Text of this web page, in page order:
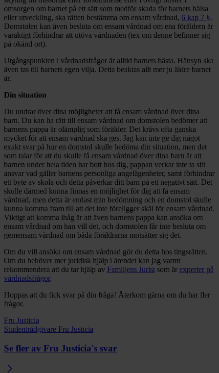
omsorgen om barnet på ett sätt som medför skada för barnets hälsa
eller utveckling, ska rätten bestämma om ensam vårdnad, 6 kap 7 §.
Domstolen kan även besluta om ensam vårdnad om ena föräldern är
varaktigt förhindrar att utöva vårdnaden (tex om denne befinner sig
på okänd ort).
Utgångspunkten i vårdnadsfrågor är alltid barnets bästa. Hänsyn ska
även tas till barnets egen vilja. Detta beaktas allt mer ju äldre barnet
är.
Din situation
Du undrar över dina möjligheter att få ensam vårdnad över dina
barn. Du kan ha rätt till ensam vårdnad om domstolen bedömer att
barnens pappa är olämplig som förälder. Det krävs ofta ganska
mycket för att ensam vårdnad ska ges. Jag kan inte ge dig något
exakt svar på hur en domstol skulle bedöma din situation, men det
som talar för att du skulle få ensam vårdnad över dina barn är att
barnen under hela tiden har bott hos dig, pappan verkar inte ta sitt
ansvar vad gäller barnens personliga angelägenheter, samt förhindrar
ett byte av skola och detta påverkar ditt barn på ett negativt sätt. Det
skulle därmed kunna finnas en möjlighet för dig att få ensam
vårdnad, men detta är endast min bedömning och en domstol skulle
kunna komma fram till att det inte föreligger skäl för ensam vårdnad.
Viktigt att komma ihåg är att även barnens pappa kan ansöka om
ensam vårdnad om han vill det, och domstolen får inte besluta om
gemensam vårdnad om båda föräldrarna motsätter sig det.
Om du vill ansöka om ensam vårdnad gör du detta hos tingsrätten.
Om du behöver mer juridisk hjälp i ärendet kan jag varmt
rekommendera att du tar hjälp av Familjens Jurist som är experter på
vårdnadsfrågor.
Hoppas att du fick svar på din fråga! Återkom gärna om du har fler
frågor.
Fru Justicia
Studentrådgivare Fru Justicia
Se fler av Fru Justicia's svar